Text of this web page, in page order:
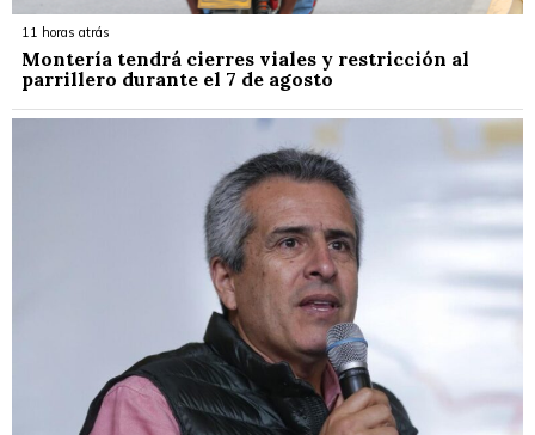
11 horas atrás
Montería tendrá cierres viales y restricción al
parrillero durante el 7 de agosto